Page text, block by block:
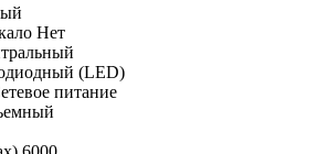
Нет
(LED)
питание